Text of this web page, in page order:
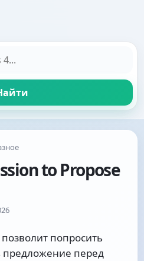
to Propose
попросить
предложение перед